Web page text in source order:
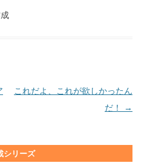
これだよ、これが欲しかったん
だ！
→
シリーズ